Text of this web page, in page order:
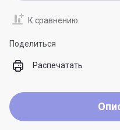
К сравнению
Поделиться
Распечатать